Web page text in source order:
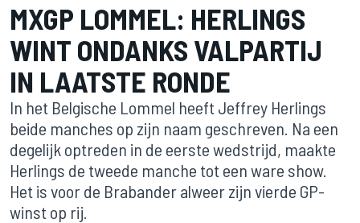
MXGP LOMMEL: HERLINGS
WINT ONDANKS VALPARTIJ
IN LAATSTE RONDE
In het Belgische Lommel heeft Jeffrey Herlings
beide manches op zijn naam geschreven. Na een
degelijk optreden in de eerste wedstrijd, maakte
Herlings de tweede manche tot een ware show.
Het is voor de Brabander alweer zijn vierde GP-
winst op rij.